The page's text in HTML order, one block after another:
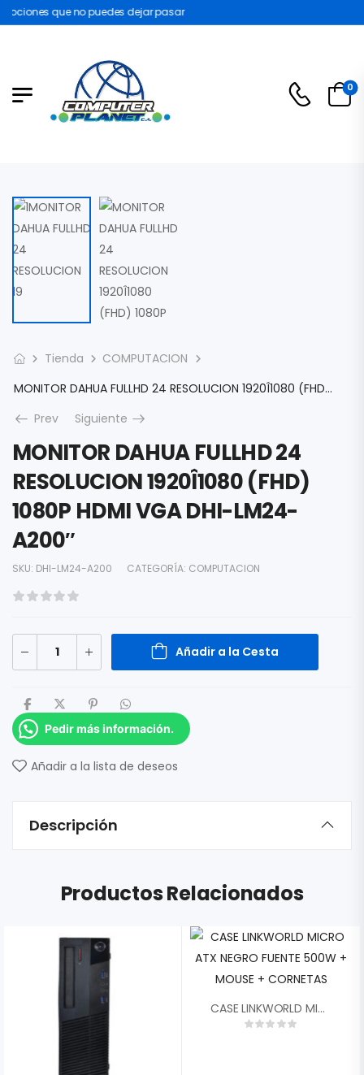
que no puedes dejar pasar
0
Tienda
COMPUTACION
MONITOR DAHUA FULLHD 24 RESOLUCION 1920Î1080 (FHD) 1080P HDMI VGA DHI-LM24-A200″
Prev
Siguiente
MONITOR DAHUA FULLHD 24
RESOLUCION 1920Î1080 (FHD)
1080P HDMI VGA DHI-LM24-
A200″
SKU: DHI-LM24-A200 CATEGORÍA: COMPUTACION
Añadir a la Cesta
Pedir más información.
Añadir a la lista de deseos
Descripción
Productos Relacionados
CASE LINKWORLD MICRO ATX NEGRO FUENTE 500W + MOUSE + CORNETAS